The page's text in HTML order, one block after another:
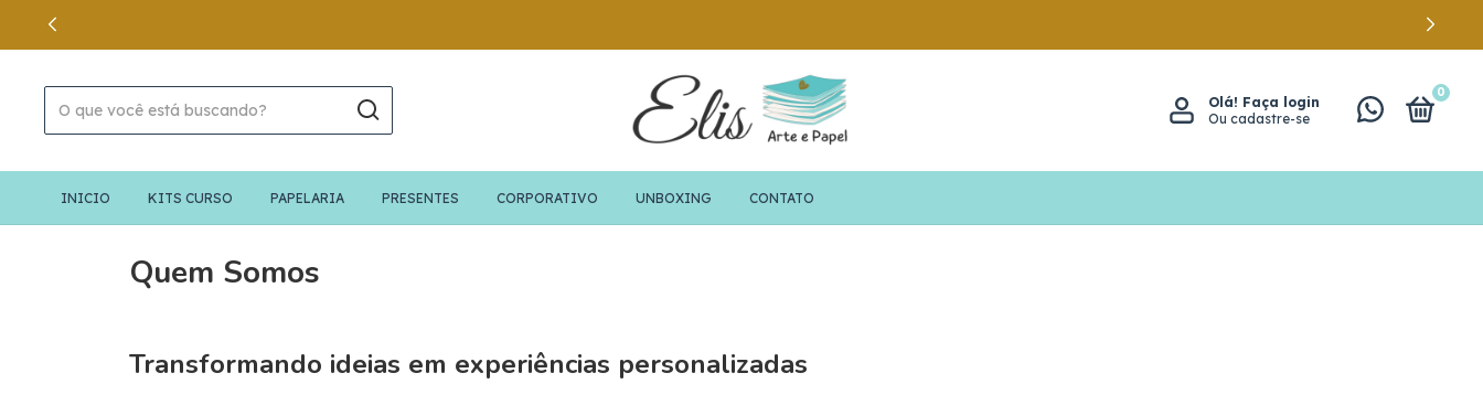
Olá! Faça login
Ou cadastre-se
0
INICIO KITS CURSO PAPELARIA PRESENTES CORPORATIVO UNBOXING CONTATO
Quem Somos
Transformando ideias em experiências personalizadas